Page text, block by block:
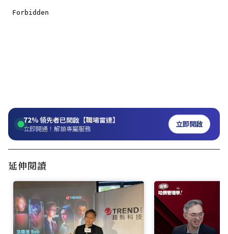
72%領先者已開啟【職場雷達】
立即開通！解鎖專屬服務 立即開啟
延伸閱讀